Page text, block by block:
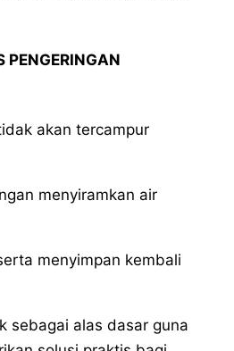
PENGERINGAN
akan tercampur
menyiramkan air
menyimpan kembali
sebagai alas dasar guna